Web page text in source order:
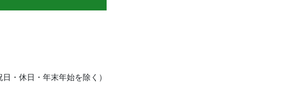
・休日・年末年始を除く）